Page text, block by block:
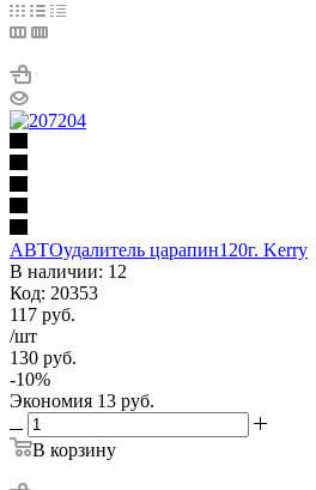
АВТОудалитель царапин120г. Kerry
В наличии: 12
Код: 20353
117 руб.
/шт
130 руб.
-10%
Экономия 13 руб.
В корзину